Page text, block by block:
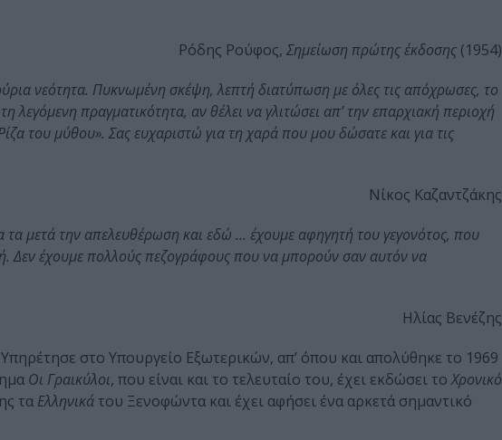
Ρόδης Ρούφος, Σημείωση πρώτης έκδοσης (1954)
νεότητα. Πυκνωμένη σκέψη, λεπτή διατύπωση με όλες τις απόχρωσες, το
πραγματικότητα, αν θέλει να γλιτώσει απ’ την επαρχιακή περιοχή
του μύθου». Σας ευχαριστώ για τη χαρά που μου δώσατε και για τις
Νίκος Καζαντζάκης
τα μετά την απελευθέρωση και εδώ … έχουμε αφηγητή του γεγονότος, που
Δεν έχουμε πολλούς πεζογράφους που να μπορούν σαν αυτόν να
Ηλίας Βενέζης
στο Υπουργείο Eξωτερικών, απ’ όπου και απολύθηκε το 1969
Oι Γραικύλοι, που είναι και το τελευταίο του, έχει εκδώσει τοXρονικό
τα Eλληνικά του Ξενοφώντα και έχει αφήσει ένα αρκετά σημαντικό